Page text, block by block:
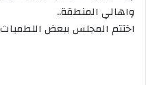
واهالي المنطقة..
اختتم المجلس ببعض اللطميات